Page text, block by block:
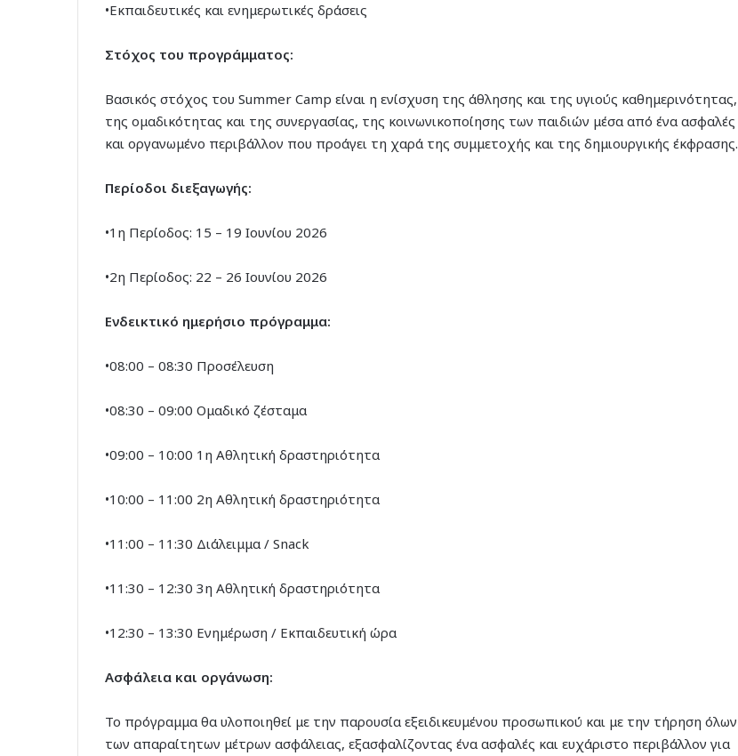
•Εκπαιδευτικές και ενημερωτικές δράσεις
Στόχος του προγράμματος:
Βασικός στόχος του Summer Camp είναι η ενίσχυση της άθλησης και της υγιούς καθημερινότητας,
της ομαδικότητας και της συνεργασίας, της κοινωνικοποίησης των παιδιών μέσα από ένα ασφαλές
και οργανωμένο περιβάλλον που προάγει τη χαρά της συμμετοχής και της δημιουργικής έκφρασης.
Περίοδοι διεξαγωγής:
•1η Περίοδος: 15 – 19 Ιουνίου 2026
•2η Περίοδος: 22 – 26 Ιουνίου 2026
Ενδεικτικό ημερήσιο πρόγραμμα:
•08:00 – 08:30 Προσέλευση
•08:30 – 09:00 Ομαδικό ζέσταμα
•09:00 – 10:00 1η Αθλητική δραστηριότητα
•10:00 – 11:00 2η Αθλητική δραστηριότητα
•11:00 – 11:30 Διάλειμμα / Snack
•11:30 – 12:30 3η Αθλητική δραστηριότητα
•12:30 – 13:30 Ενημέρωση / Εκπαιδευτική ώρα
Ασφάλεια και οργάνωση:
Το πρόγραμμα θα υλοποιηθεί με την παρουσία εξειδικευμένου προσωπικού και με την τήρηση όλων
των απαραίτητων μέτρων ασφάλειας, εξασφαλίζοντας ένα ασφαλές και ευχάριστο περιβάλλον για